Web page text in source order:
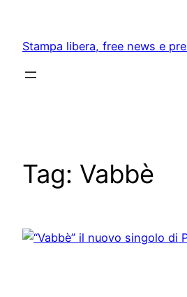
content
Stampa libera, free news e
Tag: Vabbè